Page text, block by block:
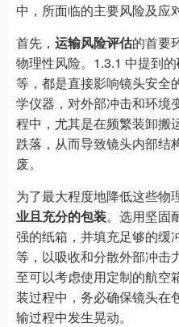
中，所面临的主要风险及应
首先， 运输风险评估的首要
物理性风险。1.3.1 中提到的
等，都是直接影响镜头安全
学仪器，对外部冲击和环境
程中，尤其是在频繁装卸搬
跌落，从而导致镜头内部结
废。
为了最大程度地降低这些物
业且充分的包装。选用坚固
强的纸箱，并填充足够的缓
等，以吸收和分散外部冲击
至可以考虑使用定制的航空
装过程中，务必确保镜头在
输过程中发生晃动。